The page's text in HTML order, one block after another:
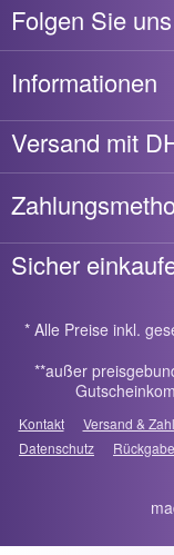
Folgen Sie
Informationen
Versand mit
Sicher
* Alle Preise inkl.
**außer
Kontakt Versand &
Datenschutz
Rückgabe